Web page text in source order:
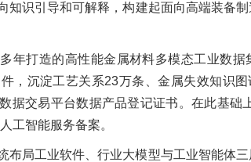
知识引导和可解释，构建起面向高端装备
年打造的高性能金属材料多模态工业数据
，沉淀工艺关系23万条、金属失效知识
据交易平台数据产品登记证书。在此基础
工智能服务备案。
布局工业软件、行业大模型与工业智能体